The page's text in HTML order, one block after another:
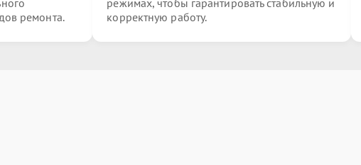
ремонта.
режимах, чтобы гарантировать стабильную и
корректную работу.